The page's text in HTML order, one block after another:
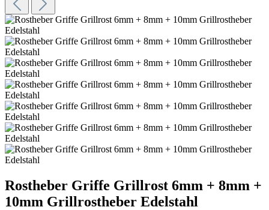
Rostheber Griffe Grillrost 6mm + 8mm +
10mm Grillrostheber Edelstahl